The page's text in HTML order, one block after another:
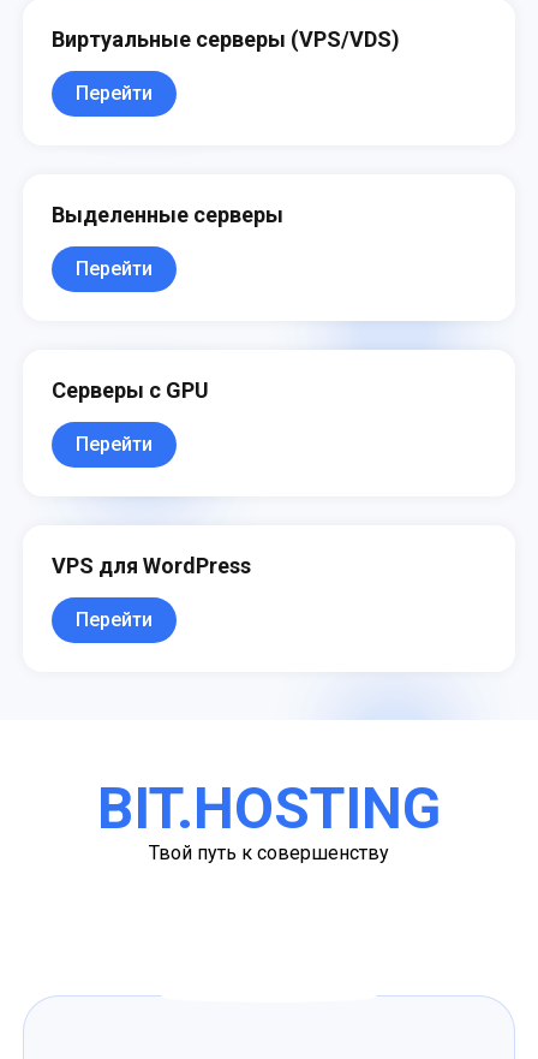
Виртуальные серверы (VPS/VDS)
Перейти
Выделенные серверы
Перейти
Серверы с GPU
Перейти
VPS для WordPress
Перейти
BIT.HOSTING
Твой путь к совершенству